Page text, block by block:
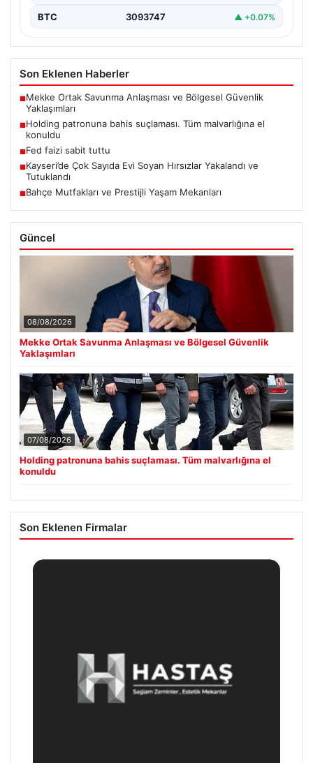
BTC 3093747 ▲ +0.07%
Son Eklenen Haberler
■Mekke Ortak Savunma Anlaşması ve Bölgesel Güvenlik
Yaklaşımları
■Holding patronuna bahis suçlaması. Tüm malvarlığına el
konuldu
■Fed faizi sabit tuttu
■Kayseri’de Çok Sayıda Evi Soyan Hırsızlar Yakalandı ve
Tutuklandı
■Bahçe Mutfakları ve Prestijli Yaşam Mekanları
Güncel
08/08/2026
Mekke Ortak Savunma Anlaşması ve Bölgesel Güvenlik
Yaklaşımları
07/08/2026
Holding patronuna bahis suçlaması. Tüm malvarlığına el
konuldu
Son Eklenen Firmalar